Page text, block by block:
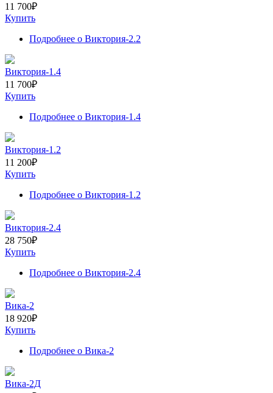
11 700₽
Купить
Подробнее о Виктория-2.2
Виктория-1.4
11 700₽
Купить
Подробнее о Виктория-1.4
Виктория-1.2
11 200₽
Купить
Подробнее о Виктория-1.2
Виктория-2.4
28 750₽
Купить
Подробнее о Виктория-2.4
Вика-2
18 920₽
Купить
Подробнее о Вика-2
Вика-2Д